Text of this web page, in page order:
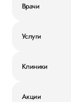
Врачи
Услуги
Клиники
Акции